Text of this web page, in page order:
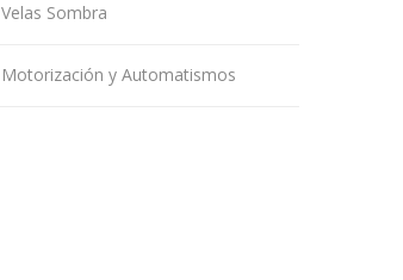
Velas Sombra
Motorización y Automatismos